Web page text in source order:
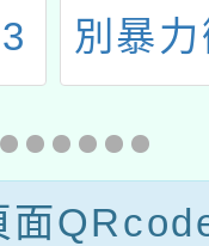
別暴
賽活
面